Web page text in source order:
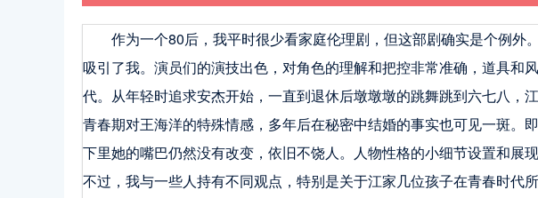
作为一个80后，我平时很少看家庭伦理剧，但这部剧确实是个例外
吸引了我。演员们的演技出色，对角色的理解和把控非常准确，道具和
代。从年轻时追求安杰开始，一直到退休后墩墩墩的跳舞跳到六七八，
青春期对王海洋的特殊情感，多年后在秘密中结婚的事实也可见一斑。
下里她的嘴巴仍然没有改变，依旧不饶人。人物性格的小细节设置和展
不过，我与一些人持有不同观点，特别是关于江家几位孩子在青春时代